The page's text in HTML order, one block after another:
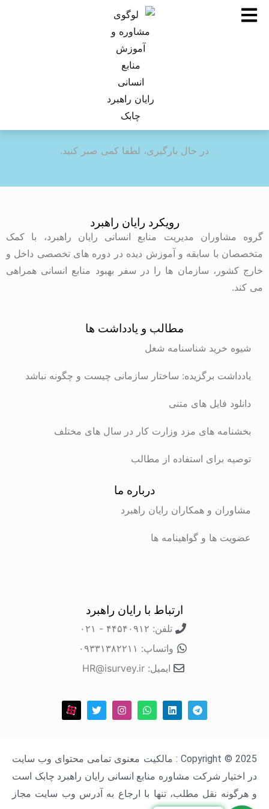
در حال بارگیری، لطفا کمی صبر کنید.
رویکرد رایان راهبرد
گروه مشاوران مدیریت منابع انسانی رایان راهبرد، با کمک
متخصصان با سابقه و آموزش دیده در دوره های تخصصی داخل و
خارج کشور، سازمان ها را در سفر بهبود منابع انسانی همراهی
می کند.
مطالب و یادداشت ها
شیوه خرید شناسنامه شغل
یادداشت برگزیده: ساختار سازمانی چیست و چگونه نباشد
دانلود فایل های متنی
بخشنامه های مزد وزارت کار در سال های مختلف
توصیه برای استفاده از مطالب
درباره ما
مشاوران و همکاران رایان راهبرد
عضویت ها و گواهینامه ها
ارتباط با رایان راهبرد
تلفن: ۴۴۵۴۰۹۱۲ - ۰۲۱
واتساپ: ۰۹۳۳۱۳۸۲۲۱۱
ایمیل: HR@isurvey.ir
Copyright © 2025 : مالکیت معنوی تمامی محتوای وب سایت
در اختیار شرکت مشاوره منابع انسانی رایان راهبرد چابک است
و هرگونه نقل مطلب، تنها با ارجاع به آدرس وب سایت مجاز